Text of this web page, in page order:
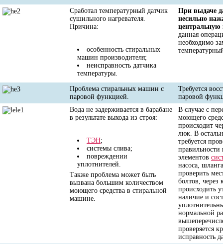
Сработал температурный датчик
сушильного нагревателя.
Причина:
особенность стиральных
машин производителя;
неисправность датчика
температуры.
При выдаче
несильно
центральную
данная
необходимо
Проблема стиральных машин с
паровой функцией.
Требуется
паровой
Вода не задерживается в барабане
в результате выхода из строя:
ТЭН;
системы слива;
повреждении
уплотнителей.
Также проблема может быть
вызвана большим количеством
моющего средства в стиральной
машине.
В случае с
моющего
происходит
люк. В
требуется
правильности
элементов
насоса,
проверить
болтов, через
происходить
наличие и
нормальной
проверяется
исправность